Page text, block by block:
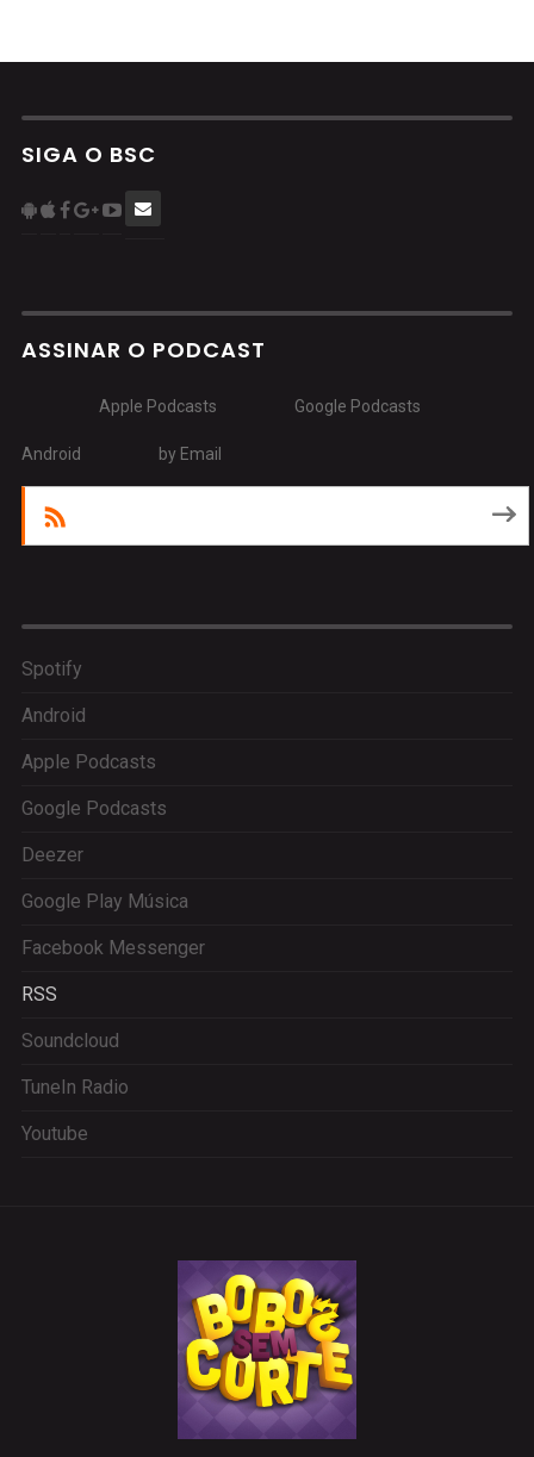
SIGA O BSC
ASSINAR O PODCAST
Apple Podcasts Google Podcasts
Android by Email
Spotify
Android
Apple Podcasts
Google Podcasts
Deezer
Google Play Música
Facebook Messenger
RSS
Soundcloud
TuneIn Radio
Youtube